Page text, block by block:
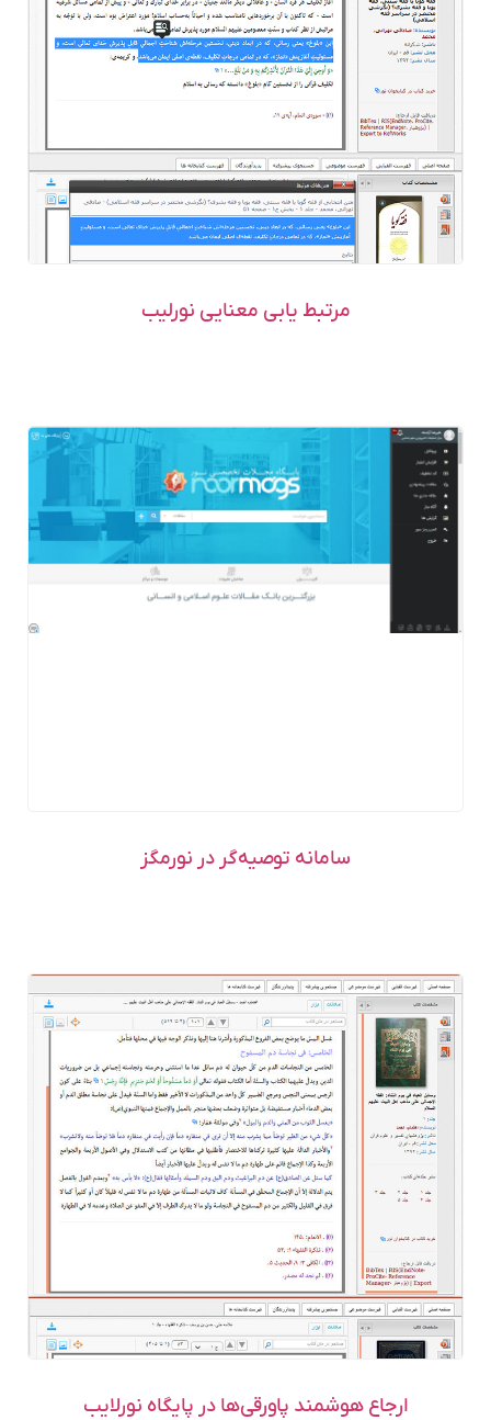
مرتبط یابی معنایی نورلیب
سامانه توصیه‌گر در نورمگز
ارجاع هوشمند پاورقی‌ها در پایگاه نورلایب